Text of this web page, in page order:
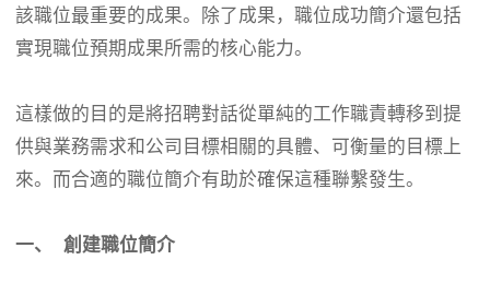
該職位最重要的成果。除了成果，職位成功簡介還包括
實現職位預期成果所需的核心能力。
這樣做的目的是將招聘對話從單純的工作職責轉移到提
供與業務需求和公司目標相關的具體、可衡量的目標上
來。而合適的職位簡介有助於確保這種聯繫發生。
一、 創建職位簡介